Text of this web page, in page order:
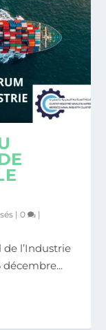
|0 |
l’Industrie